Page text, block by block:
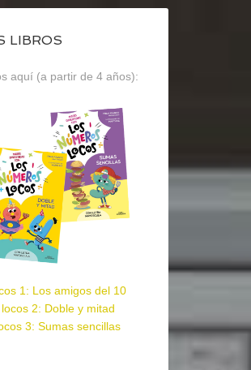
LIBROS
aquí (a partir de 4 años):
1: Los amigos del 10
2: Doble y mitad
3: Sumas sencillas